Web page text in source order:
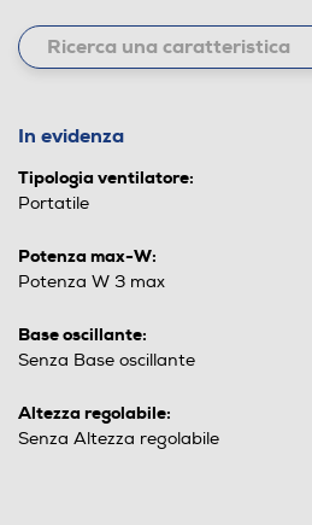
In evidenza
Tipologia ventilatore:
Portatile
Potenza max-W:
Potenza W 3 max
Base oscillante:
Senza Base oscillante
Altezza regolabile:
Senza Altezza regolabile